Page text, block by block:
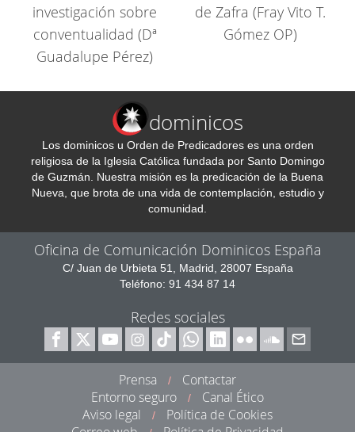
investigación sobre
conventualidad (Dª
Guadalupe Pérez)
de Zafra (Fray Vito T.
Gómez OP)
dominicos
Los dominicos u Orden de Predicadores es una orden
religiosa de la Iglesia Católica fundada por Santo Domingo
de Guzmán. Nuestra misión es la predicación de la Buena
Nueva, que brota de una vida de contemplación, estudio y
comunidad.
Oficina de Comunicación Dominicos España
C/ Juan de Urbieta 51, Madrid, 28007 España
Teléfono: 91 434 87 14
Redes sociales
Prensa /
Contactar
Entorno seguro
/
Canal Ético
Aviso legal
/
Política de Cookies